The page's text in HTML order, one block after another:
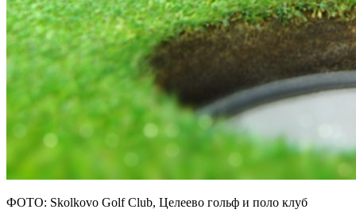
ФОТО: Skolkovo Golf Club, Целеево гольф и поло клуб